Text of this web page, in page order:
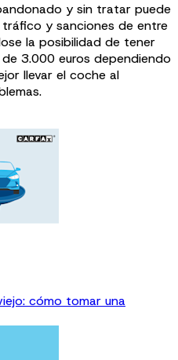
y sin tratar puede
tráfico y sanciones de entre
la posibilidad de tener
3.000 euros dependiendo
llevar el coche al
cómo tomar una